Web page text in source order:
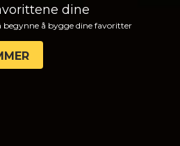
dine
begynne å bygge dine favoritter